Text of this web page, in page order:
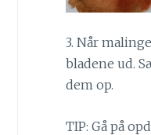
3. Når
bladene ud.
dem op.
TIP: Gå på